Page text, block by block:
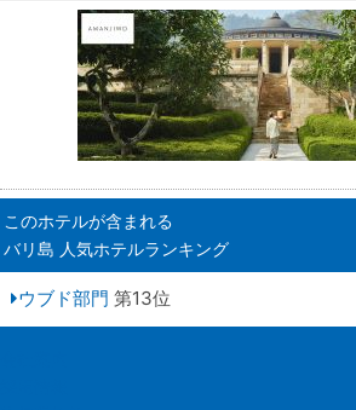
このホテルが含まれる
バリ島 人気ホテルランキング
ウブド部門 第13位